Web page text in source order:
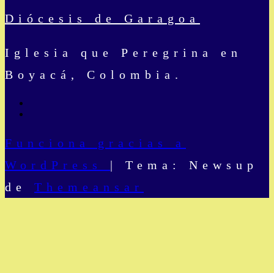
Diócesis de Garagoa
Iglesia que Peregrina en
Boyacá, Colombia.
Funciona gracias a
WordPress | Tema: Newsup
de Themeansar